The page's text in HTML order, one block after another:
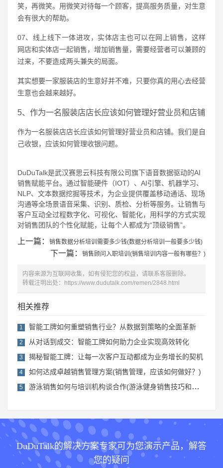
笑，再微笑。用微笑对待每一个顾客，提高服务质量，对生意
会有很大的帮助。
07、线上线下一体进攻，实体店主也可以在网上销售，这样
网店和实体店一起销售，增加销售量，需要经营者可以兼顾的
过来，不要造成两头兼失的局面。
其实想要一家服装店的生意好并不难，只要你真的用心去经营
生意也会越来越好。
5、作为一名服装店店长应该如何管理好营业员和店铺
作为一名服装店店长应该如何管理好营业员和店铺。我们是自
己收银，应该如何管理收银问题。
DuDuTalk是武汉赛思云科技有限公司旗下语音数据驱动的AI
销售赋能平台。通过智能硬件（IOT）、AI引擎、机器学习、
NLP、文本数据挖掘等技术，为企业提供覆盖移动通话、现场
沟通等全场景语音采集、识别、质检、分析等服务。让销售与
客户互动全过程数字化、可视化、智能化，用科学的方式实现
对销售团队的个性化赋能，让每个人都成为“顶级销售”。
上一篇： 销售数据分析培训需要多少钱(数据分析培训一般要多少钱)
下一篇： 销售顾问入职培训(销售培训内容一般有哪些？)
内容来源为互联网收集，如有侵犯您的权益，请联系客服删除。
转载注明出处： https://www.dudutalk.com/remen/2848.html
相关推荐
1 智能工牌如何重塑销售行业？从数据到策略的全面革新
2 从对话到成交：智能工牌如何助力企业实现高效转化
3 揭秘智能工牌：让每一次客户互动都成为业务增长的契机
4 如何达成卓越销售管理方案(销售管理，应该如何做好？)
5 游泳销售如何与培训机构谈合作(游泳健身销售技巧和话术)
DuDuTalk的解决方案专家可为您演示产品，解答
您的疑问